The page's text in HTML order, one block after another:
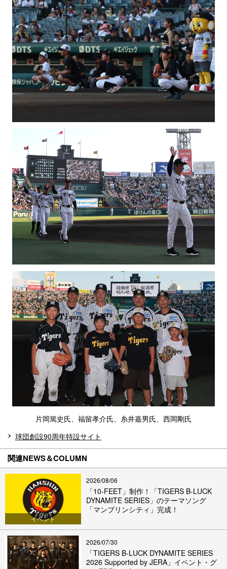
片岡篤史氏、福留孝介氏、糸井嘉男氏、西岡剛氏
球団創設90周年特設サイト
関連NEWS＆COLUMN
イベント
2026/08/06
「10-FEET」制作！「TIGERS B-LUCK
DYNAMITE SERIES」のテーマソング
「マンブリンシティ」完成！
2026/07/30
「TIGERS B-LUCK DYNAMITE SERIES
2026 Supported by JERA」イベント・グ